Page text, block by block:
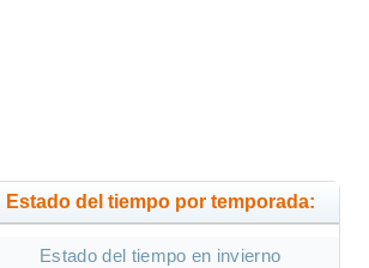
Estado del tiempo por temporada:
Estado del tiempo en invierno